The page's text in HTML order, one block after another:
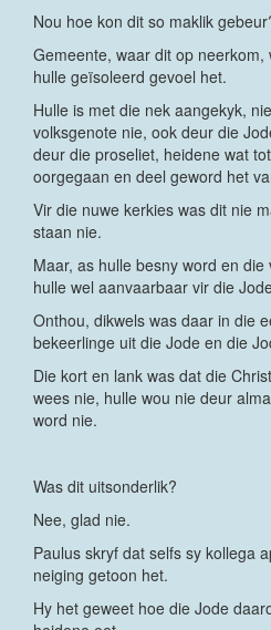
Nou hoe kon dit so maklik
Gemeente, waar dit op
hulle geïsoleerd gevoel het.
Hulle is met die nek aangekyk,
volksgenote nie, ook deur die
deur die proseliet, heidene wat
oorgegaan en deel geword het
Vir die nuwe kerkies was dit nie
staan nie.
Maar, as hulle besny word en
hulle wel aanvaarbaar vir die
Onthou, dikwels was daar in die
bekeerlinge uit die Jode en die
Die kort en lank was dat die
wees nie, hulle wou nie deur
word nie.
Was dit uitsonderlik?
Nee, glad nie.
Paulus skryf dat selfs sy kollega
neiging getoon het.
Hy het geweet hoe die Jode